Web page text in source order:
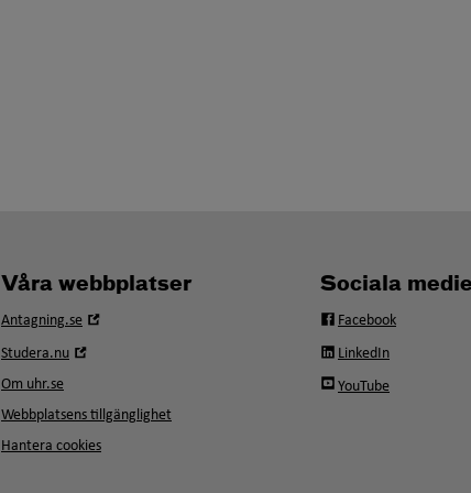
Våra webbplatser
Antagning.se
Studera.nu
fönster
Om uhr.se
Webbplatsens tillgänglighet
Hantera cookies
Sociala
Facebook
LinkedIn
YouTube